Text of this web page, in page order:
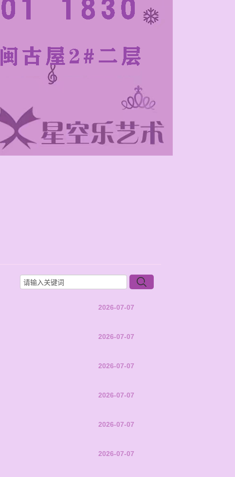
2026-07-07
2026-07-07
2026-07-07
2026-07-07
2026-07-07
2026-07-07